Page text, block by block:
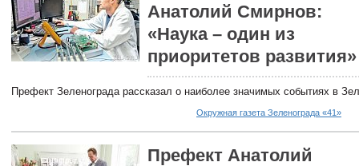
Анатолий Смирнов:
«Наука – один из
приоритетов развития»
Префект Зеленограда рассказал о наиболее значимых событиях в
Окружная газета Зеленограда «41»
Префект Анатолий